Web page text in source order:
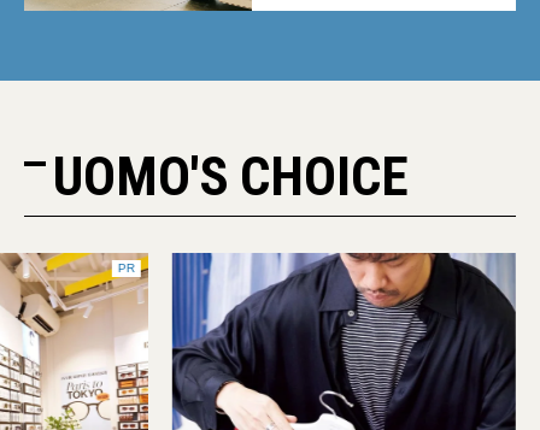
UOMO'S CHOICE
PR